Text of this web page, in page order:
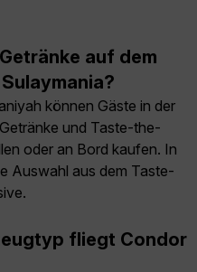
auf dem
können Gäste in der
und Taste-the-
oder an Bord kaufen. In
Auswahl aus dem Taste-
fliegt Condor